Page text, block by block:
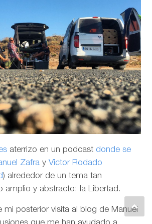
aterrizo en un podcast donde se
Zafra y Victor Rodado
) alrededor de un tema tan
amplio y abstracto: la Libertad.
mi posterior visita al blog de Manuel